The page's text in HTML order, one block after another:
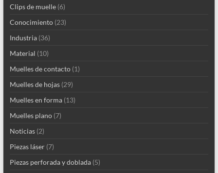
Clips de muelle(6)
Conocimiento(23)
Industria(36)
Material (10)
Muelles de contacto(1)
Muelles de hojas(29)
Muelles en forma(13)
Muelles plano(7)
Noticias(2)
Piezas láser(7)
Piezas perforada y doblada(5)